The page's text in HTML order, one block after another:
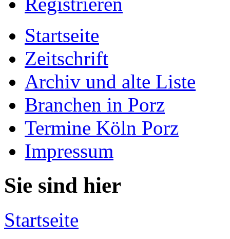
Startseite
Zeitschrift
Archiv und alte Liste
Branchen in Porz
Termine Köln Porz
Impressum
Sie sind hier
Startseite